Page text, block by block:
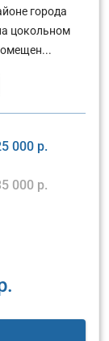
города
цокольном
000 р.
000 р.